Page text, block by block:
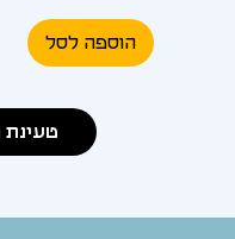
הוספה לסל
טעינת